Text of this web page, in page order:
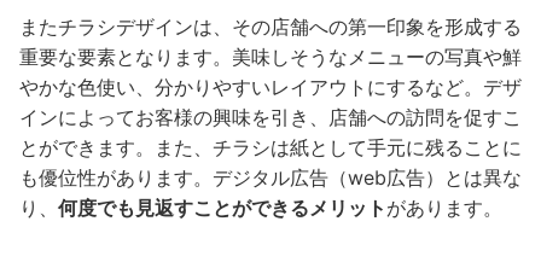
またチラシデザインは、その店舗への第一印象を形成する
重要な要素となります。美味しそうなメニューの写真や鮮
やかな色使い、分かりやすいレイアウトにするなど。デザ
インによってお客様の興味を引き、店舗への訪問を促すこ
とができます。また、チラシは紙として手元に残ることに
も優位性があります。デジタル広告（web広告）とは異な
り、 何度でも見返すことができるメリット があります。